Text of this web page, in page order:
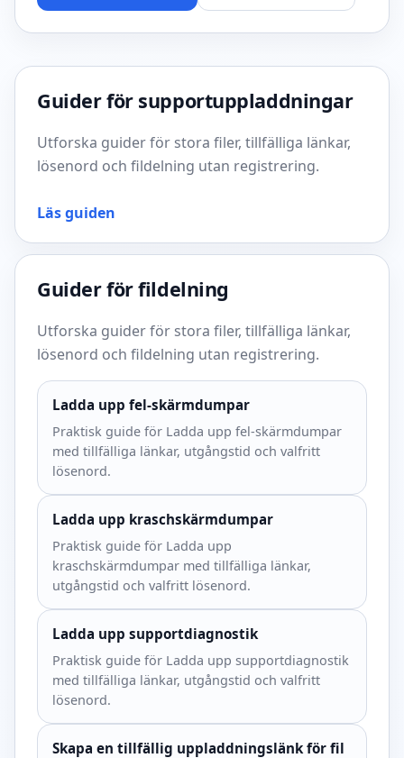
Guider för supportuppladdningar
Utforska guider för stora filer, tillfälliga länkar,
lösenord och fildelning utan registrering.
Läs guiden
Guider för fildelning
Utforska guider för stora filer, tillfälliga länkar,
lösenord och fildelning utan registrering.
Ladda upp fel-skärmdumpar
Praktisk guide för Ladda upp fel-skärmdumpar
med tillfälliga länkar, utgångstid och valfritt
lösenord.
Ladda upp kraschskärmdumpar
Praktisk guide för Ladda upp
kraschskärmdumpar med tillfälliga länkar,
utgångstid och valfritt lösenord.
Ladda upp supportdiagnostik
Praktisk guide för Ladda upp supportdiagnostik
med tillfälliga länkar, utgångstid och valfritt
lösenord.
Skapa en tillfällig uppladdningslänk för fil